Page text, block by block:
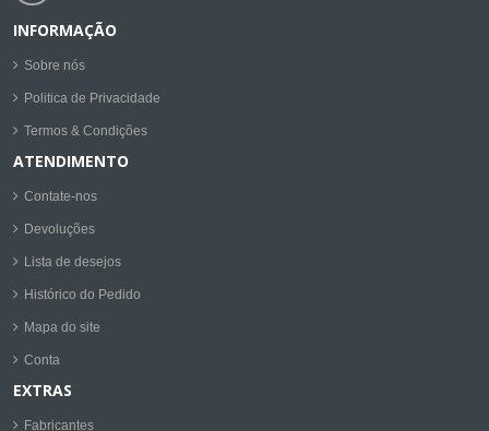
INFORMAÇÃO
Sobre nós
Politica de Privacidade
Termos & Condições
ATENDIMENTO
Contate-nos
Devoluções
Lista de desejos
Histórico do Pedido
Mapa do site
Conta
EXTRAS
Fabricantes